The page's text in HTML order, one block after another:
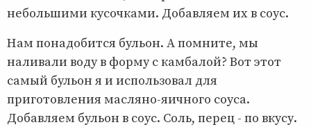
небольшими кусочками. Добавляем их в соус.
Нам понадобится бульон. А помните, мы
наливали воду в форму с камбалой? Вот этот
самый бульон я и использовал для
приготовления масляно-яичного соуса.
Добавляем бульон в соус. Соль, перец - по вкусу.